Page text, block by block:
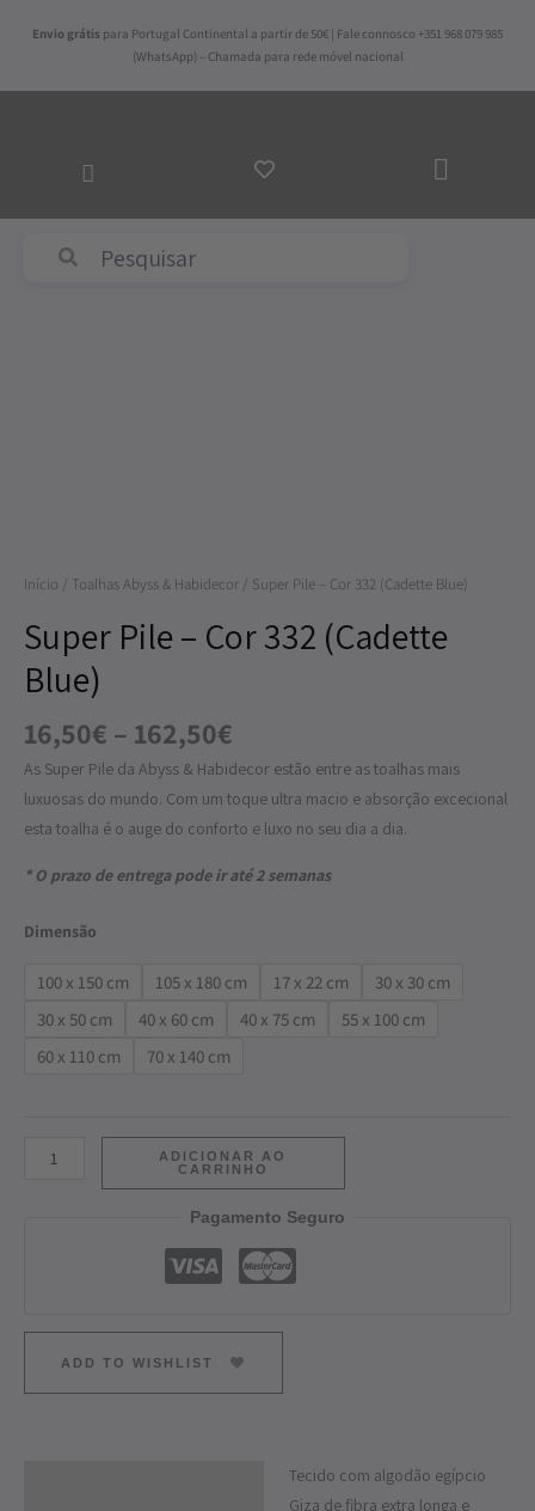
Envio grátis para Portugal Continental a partir de 50€ | Fale connosco +351 968 079 985
(WhatsApp) – Chamada para rede móvel nacional
AO
Início / Toalhas Abyss & Habidecor / Super Pile – Cor 332 (Cadette Blue)
Super Pile – Cor 332 (Cadette
Blue)
16,50€ – 162,50€
As Super Pile da Abyss & Habidecor estão entre as toalhas mais
luxuosas do mundo. Com um toque ultra macio e absorção excecional
esta toalha é o auge do conforto e luxo no seu dia a dia.
* O prazo de entrega pode ir até 2 semanas
Dimensão
100 x 150 cm 105 x 180 cm 17 x 22 cm
30 x 30 cm
30 x 50 cm
40 x 60 cm 40 x 75 cm
55 x 100 cm
60 x 110 cm
70 x 140 cm
332
(Cadette
Blue)
ADICIONAR AO
CARRINHO
Pagamento Seguro
ADD TO WISHLIST
Tecido com algodão egípcio
Giza de fibra extra longa e